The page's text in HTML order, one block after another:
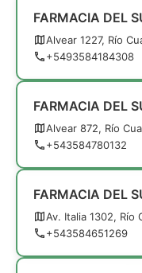
FARMACIA DEL
Alvear 1227, Río
+5493584184308
FARMACIA DEL
Alvear 872, Río
+543584780132
FARMACIA DEL
Av. Italia 1302, Río
+543584651269